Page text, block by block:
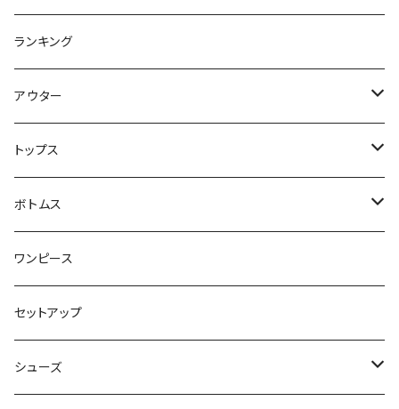
ランキング
アウター
ジャケット・コート
トップス
スウェット・パーカー
カーディガン
ニット・セーター
ベスト
ボトムス
スカート
パンツ
ワンピース
セットアップ
シューズ